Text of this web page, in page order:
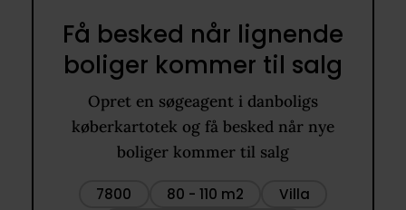
Få besked når lignende
boliger kommer til salg
Opret en søgeagent i danboligs
køberkartotek og få besked når nye
boliger kommer til salg
7800 80 - 110 m2
Villa